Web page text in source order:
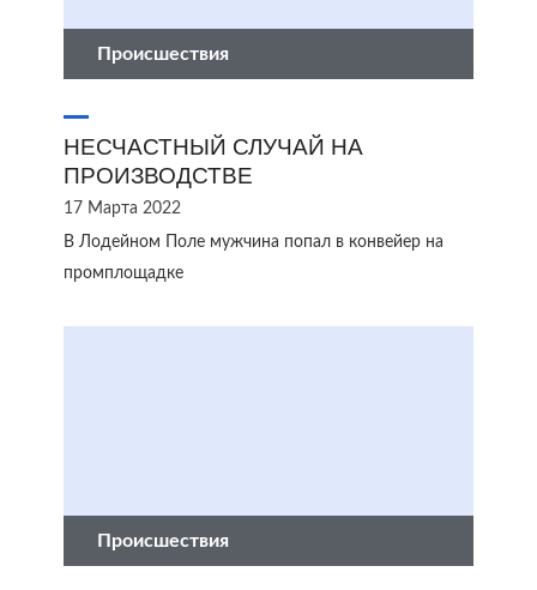
Происшествия
НЕСЧАСТНЫЙ СЛУЧАЙ НА
ПРОИЗВОДСТВЕ
17 Марта 2022
В Лодейном Поле мужчина попал в конвейер на
промплощадке
Происшествия